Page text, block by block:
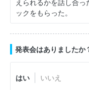
ックをもらった。
発表会はありましたか
はい いいえ